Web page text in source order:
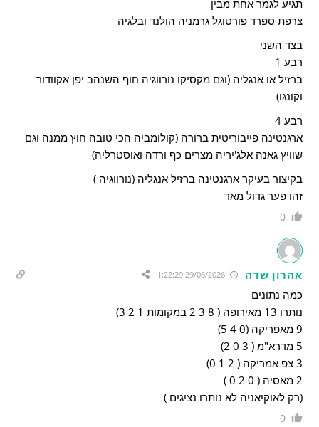
תגיע לגמר אחת מבין
צרפת ספרד פורטוגל גרמניה הולנד ובלגיה
בצד השני
רבע 1
ברזיל או אנגליה (וגם מקסיקו נורווגיה חוף השנהב יפן אקוודור
וקונגו)
רבע 4
ארגנטינה פייבוריטית ברורה (קולומביה הכי טובה חוץ ממנה וגם
שוויץ גאנה אלג'יריה מצרים כף ורדה ואוסטרליה)
בקיצור בעיקר ארגנטינה ברזיל אנגליה (נורווגיה )
זהו פער גדול מאד
0
אהרון שדה
כמה נתונים
נותרו 13 מאירופה ( 8 3 2 במקומות 1 2 3)
9 מאפריקה (0 4 5)
5 מדרא"מ ( 3 0 2)
3 צפ אמריקה ( 2 1 0)
2 מאסיה ( 0 2 0 )
(רק לאוקיאניה לא נותרו נציגים )
0